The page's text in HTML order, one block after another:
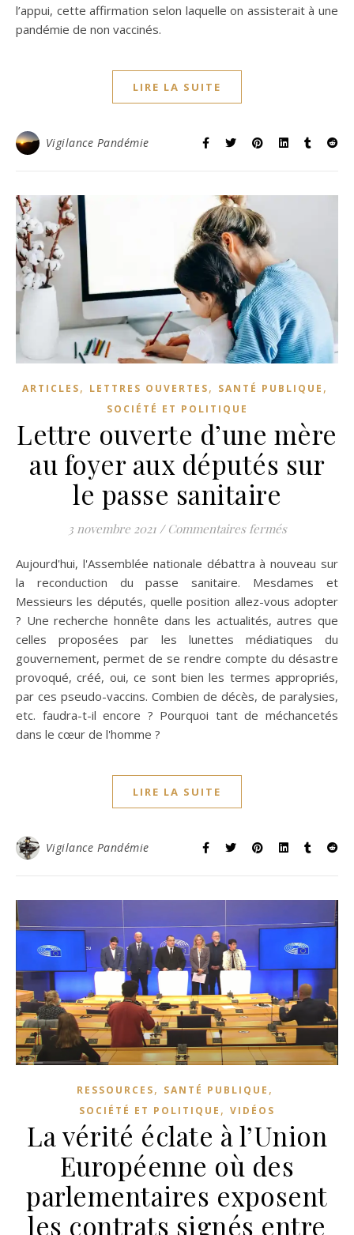
l’appui, cette affirmation selon laquelle on assisterait à une
pandémie de non vaccinés.
LIRE LA SUITE
Vigilance Pandémie
ARTICLES, LETTRES OUVERTES, SANTÉ PUBLIQUE ,
SOCIÉTÉ ET POLITIQUE
Lettre ouverte d’une mère
au foyer aux députés sur
le passe sanitaire
3 novembre 2021 / Commentaires ferméssur Lettre
Aujourd'hui, l'Assemblée nationale débattra à nouveau sur
la reconduction du passe sanitaire. Mesdames et
Messieurs les députés, quelle position allez-vous adopter
? Une recherche honnête dans les actualités, autres que
celles proposées par les lunettes médiatiques du
gouvernement, permet de se rendre compte du désastre
provoqué, créé, oui, ce sont bien les termes appropriés,
par ces pseudo-vaccins. Combien de décès, de paralysies,
etc. faudra-t-il encore ? Pourquoi tant de méchancetés
dans le cœur de l'homme ?
LIRE LA SUITE
Vigilance Pandémie
RESSOURCES, SANTÉ PUBLIQUE ,
SOCIÉTÉ ET POLITIQUE , VIDÉOS
La vérité éclate à l’Union
Européenne où des
parlementaires exposent
les contrats signés entre